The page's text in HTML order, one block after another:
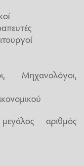
Μηχανολόγοι,
αριθμός